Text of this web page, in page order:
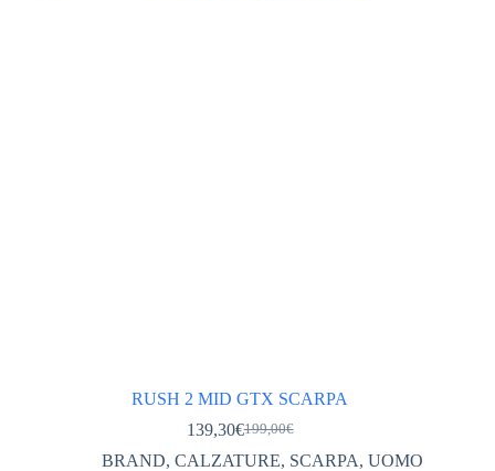
RUSH 2 MID GTX SCARPA
199,00€
Il
prezzo
139,30€Il
prezzo
BRAND, CALZATURE, SCARPA, UOMO